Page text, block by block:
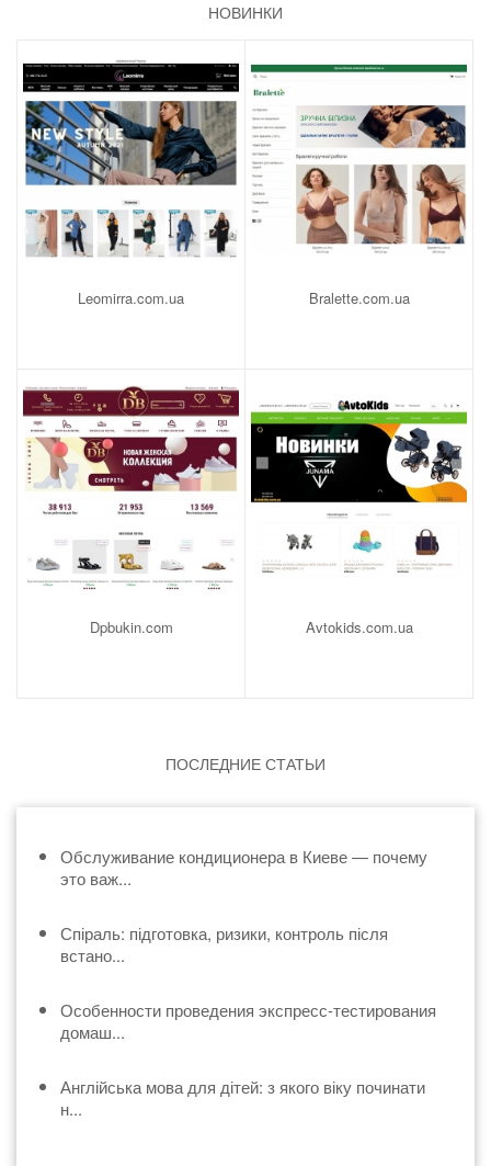
НОВИНКИ
Leomirra.com.ua Bralette.com.ua
Dpbukin.com Avtokids.com.ua
ПОСЛЕДНИЕ СТАТЬИ
Обслуживание кондиционера в Киеве — почему
это важ...
Спіраль: підготовка, ризики, контроль після
встано...
Особенности проведения экспресс-тестирования
домаш...
Англійська мова для дітей: з якого віку починати
н...